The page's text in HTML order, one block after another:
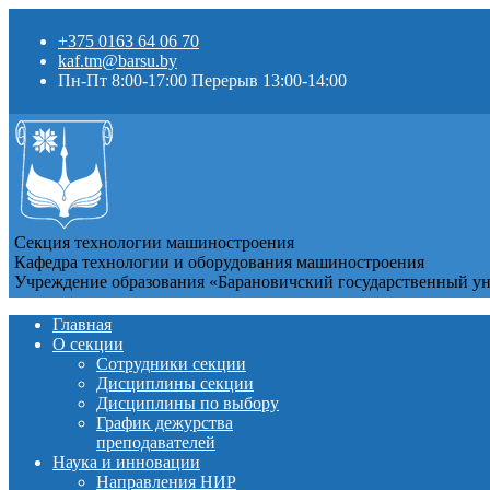
+375 0163 64 06 70
kaf.tm@barsu.by
Пн-Пт 8:00-17:00 Перерыв 13:00-14:00
Секция технологии машиностроения
Кафедра технологии и оборудования машиностроения
Учреждение образования «Барановичский государственный
Главная
О секции
Сотрудники секции
Дисциплины секции
Дисциплины по выбору
График дежурства
преподавателей
Наука и инновации
Направления НИР